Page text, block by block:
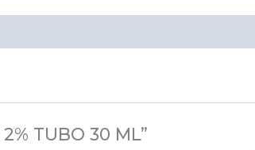
TUBO 30 ML”